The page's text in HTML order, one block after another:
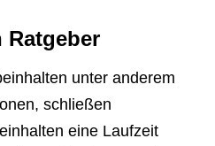
Ratgeber
unter anderem
schließen
eine Laufzeit